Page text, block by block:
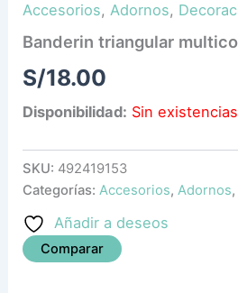
Accesorios,Adornos,
Banderin triangular
S/18.00
Disponibilidad: Sin existencias
SKU: 492419153
Categorías:Accesorios,Adornos,
Añadir a deseos
Comparar